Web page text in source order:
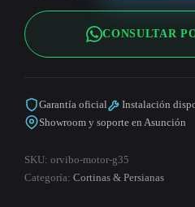
Zigbee
G35
CONSULTAR
Garantía oficial
Instalación
Showroom y soporte en Asunción
SKU:orvibo-motor-g35
Categoría:Cortinas & Persianas